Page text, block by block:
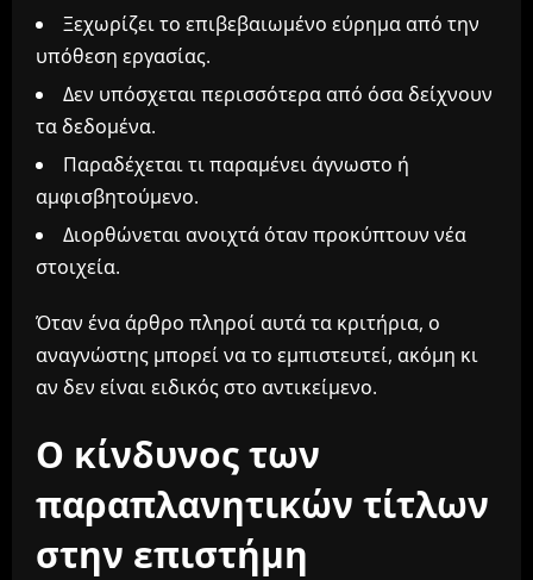
Ξεχωρίζει το επιβεβαιωμένο εύρημα από την
υπόθεση εργασίας.
Δεν υπόσχεται περισσότερα από όσα δείχνουν
τα δεδομένα.
Παραδέχεται τι παραμένει άγνωστο ή
αμφισβητούμενο.
Διορθώνεται ανοιχτά όταν προκύπτουν νέα
στοιχεία.
Όταν ένα άρθρο πληροί αυτά τα κριτήρια, ο
αναγνώστης μπορεί να το εμπιστευτεί, ακόμη κι
αν δεν είναι ειδικός στο αντικείμενο.
Ο κίνδυνος των
παραπλανητικών τίτλων
στην επιστήμη